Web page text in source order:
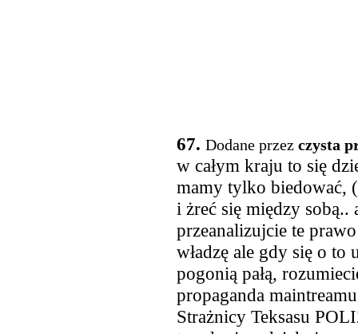
67. Dodane przez czysta
w całym kraju to się
mamy tylko biedować,
i żreć się między
przeanalizujcie te
władzę ale gdy się o to
pogonią pałą,
propaganda
Strażnicy Teksasu